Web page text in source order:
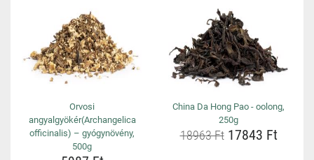
Orvosi
angyalgyökér(Archangelica
officinalis) – gyógynövény,
500g
China Da Hong Pao - oolong,
250g
18963 Ft17843 Ft